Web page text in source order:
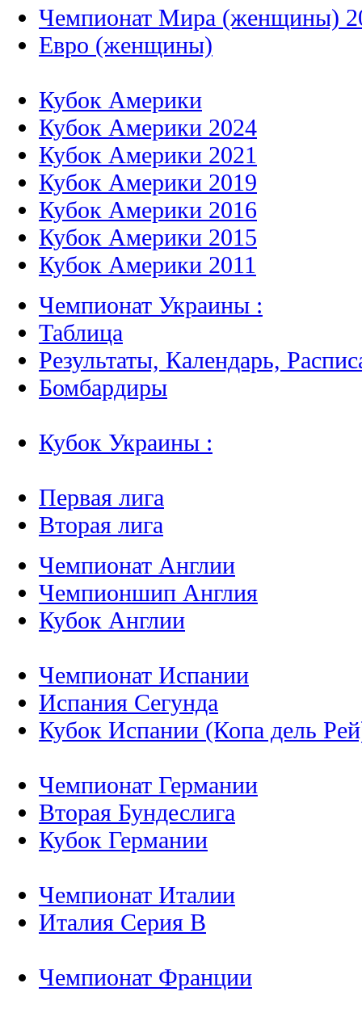
Чемпионат Мира (женщины)
Евро (женщины)
Кубок Америки
Кубок Америки 2024
Кубок Америки 2021
Кубок Америки 2019
Кубок Америки 2016
Кубок Америки 2015
Кубок Америки 2011
Чемпионат Украины :
Таблица
Результаты, Календарь,
Бомбардиры
Кубок Украины :
Первая лига
Вторая лига
Чемпионат Англии
Чемпионшип Англия
Кубок Англии
Чемпионат Испании
Испания Сегунда
Кубок Испании (Копа дель
Чемпионат Германии
Вторая Бундеслига
Кубок Германии
Чемпионат Италии
Италия Серия B
Чемпионат Франции